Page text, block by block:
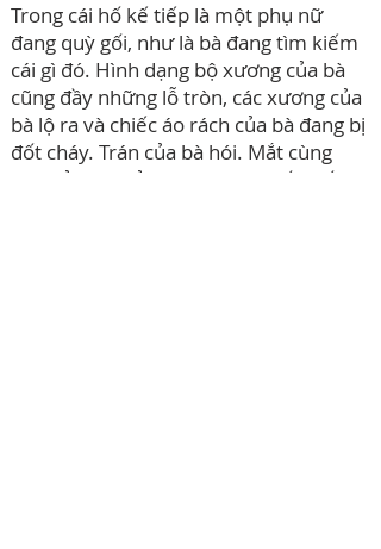
Trong cái hố kế tiếp là một phụ nữ
đang quỳ gối, như là bà đang tìm kiếm
cái gì đó. Hình dạng bộ xương của bà
cũng đầy những lỗ tròn, các xương của
bà lộ ra và chiếc áo rách của bà đang bị
đốt cháy. Trán của bà hói. Mắt cùng
mũi của bà chỉ còn là những hốc trống.